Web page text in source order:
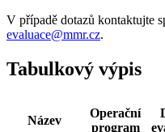
V případě dotazů kontaktujte
evaluace@mmr.cz.
Tabulkový výpis
Název
Operační
program